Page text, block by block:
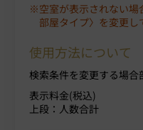
空室が表示されない
部屋タイプ〉を変更し
使用方法について
検索条件を変更する場合
表示料金(税込)
上段：人数合計